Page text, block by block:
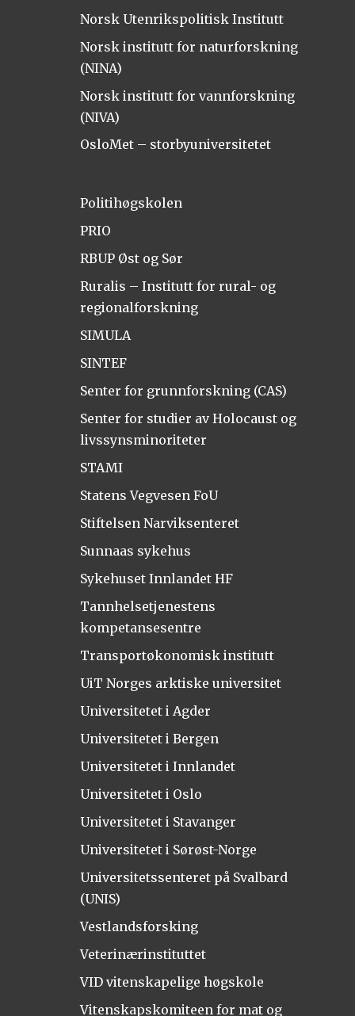
Norsk Utenrikspolitisk Institutt
Norsk institutt for naturforskning
(NINA)
Norsk institutt for vannforskning
(NIVA)
OsloMet – storbyuniversitetet
Politihøgskolen
PRIO
RBUP Øst og Sør
Ruralis – Institutt for rural- og
regionalforskning
SIMULA
SINTEF
Senter for grunnforskning (CAS)
Senter for studier av Holocaust og
livssynsminoriteter
STAMI
Statens Vegvesen FoU
Stiftelsen Narviksenteret
Sunnaas sykehus
Sykehuset Innlandet HF
Tannhelsetjenestens
kompetansesentre
Transportøkonomisk institutt
UiT Norges arktiske universitet
Universitetet i Agder
Universitetet i Bergen
Universitetet i Innlandet
Universitetet i Oslo
Universitetet i Stavanger
Universitetet i Sørøst-Norge
Universitetssenteret på Svalbard
(UNIS)
Vestlandsforsking
Veterinærinstituttet
VID vitenskapelige høgskole
Vitenskapskomiteen for mat og